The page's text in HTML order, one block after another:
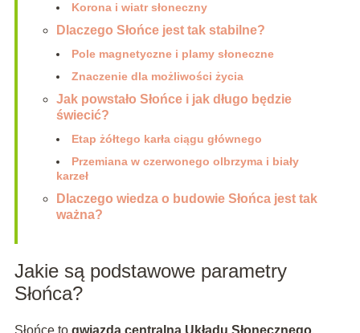
Korona i wiatr słoneczny
Dlaczego Słońce jest tak stabilne?
Pole magnetyczne i plamy słoneczne
Znaczenie dla możliwości życia
Jak powstało Słońce i jak długo będzie
świecić?
Etap żółtego karła ciągu głównego
Przemiana w czerwonego olbrzyma i biały
karzeł
Dlaczego wiedza o budowie Słońca jest tak
ważna?
Jakie są podstawowe parametry
Słońca?